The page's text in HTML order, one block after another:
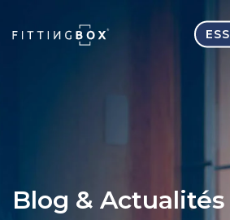
Blog & Actualités